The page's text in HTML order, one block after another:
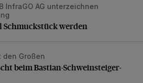
Schmuckstück werden
InfraGO AG unterzeichnen
Schmuckstück werden
beim Bastian-Schweinsteiger-
Großen
beim Bastian-Schweinsteiger-